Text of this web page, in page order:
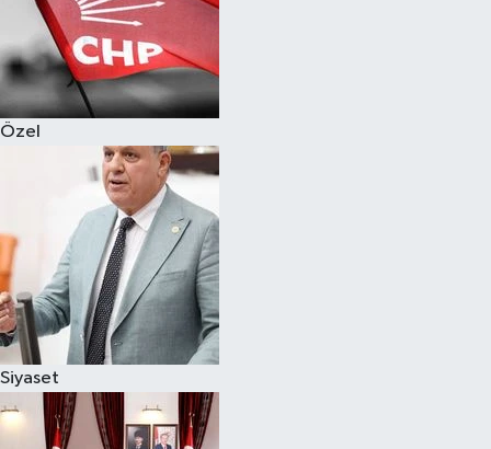
Özel
Siyaset
Ekonomi
Gündem
Magazin
Özel
Resmi İlanlar
Sağlık
Siyaset
Haber Arşivi